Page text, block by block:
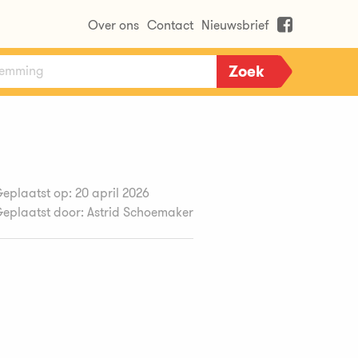
Over ons Contact Nieuwsbrief
op: 20 april 2026
door: Astrid Schoemaker